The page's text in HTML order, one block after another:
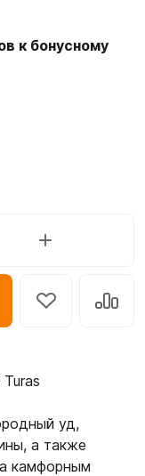
к бонусному
уд,
а также
камфорным